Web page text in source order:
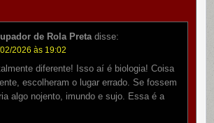
de Rola Preta disse:
2026 às 19:02
diferente! Isso aí é biologia! Coisa
escolheram o lugar errado. Se fossem
algo nojento, imundo e sujo. Essa é a